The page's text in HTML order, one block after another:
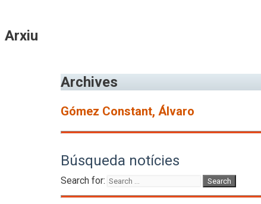
Arxiu
Archives
Gómez Constant, Álvaro
Búsqueda notícies
Search for: